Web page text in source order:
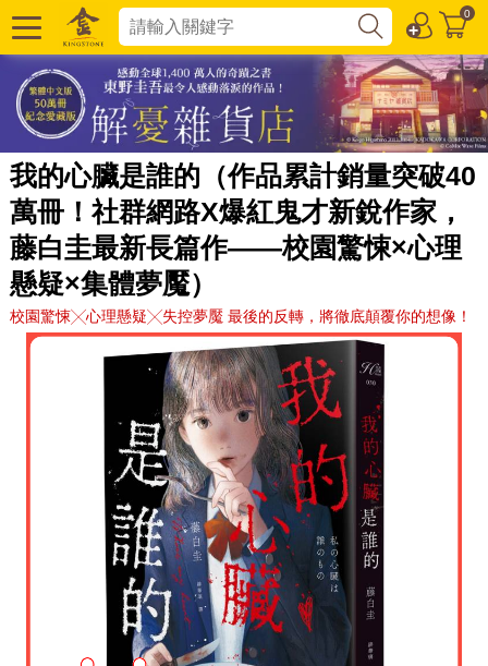
0
我的心臟是誰的（作品累計銷量突破40
萬冊！社群網路X爆紅鬼才新銳作家，
藤白圭最新長篇作——校園驚悚×心理
懸疑×集體夢魘）
校園驚悚╳心理懸疑╳失控夢魘 最後的反轉，將徹底顛覆你的想像！